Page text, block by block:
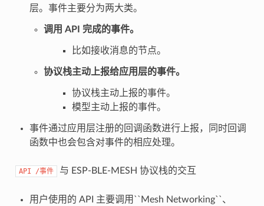
层。事件主要分为两大类。
调用 API 完成的事件。
比如接收消息的节点。
协议栈主动上报给应用层的事件。
协议栈主动上报的事件。
模型主动上报的事件。
事件通过应用层注册的回调函数进行上报，同时回调
函数中也会包含对事件的相应处理。
API /事件 与 ESP-BLE-MESH 协议栈的交互
用户使用的 API 主要调用``Mesh Networking``、